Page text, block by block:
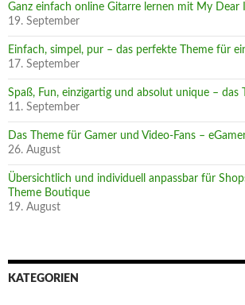
Ganz einfach online Gitarre lernen mit My Dear
19. September
Einfach, simpel, pur – das perfekte Theme für
17. September
Spaß, Fun, einzigartig und absolut unique – das
11. September
Das Theme für Gamer und Video-Fans –
26. August
Übersichtlich und individuell anpassbar für
Theme Boutique
19. August
KATEGORIEN